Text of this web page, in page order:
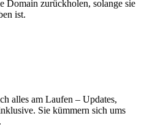
Domain zurückholen, solange sie
ist.
alles am Laufen – Updates,
Sie kümmern sich ums